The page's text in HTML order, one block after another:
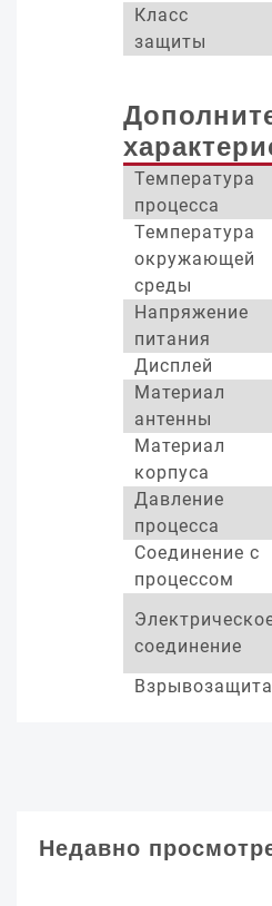
Класс
защиты
Температура
процесса
Температура
окружающей
среды
Напряжение
питания
Дисплей
Материал
антенны
Материал
корпуса
Давление
процесса
Соединение с
процессом
соединение
Взрывозащита
Недавно